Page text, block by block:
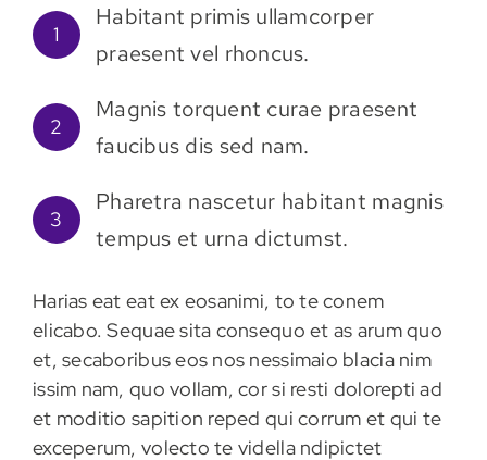
1
Habitant primis ullamcorper
praesent vel rhoncus.
2
Magnis torquent curae praesent
faucibus dis sed nam.
3
Pharetra nascetur habitant magnis
tempus et urna dictumst.
Harias eat eat ex eosanimi, to te conem
elicabo. Sequae sita consequo et as arum quo
et, secaboribus eos nos nessimaio blacia nim
issim nam, quo vollam, cor si resti dolorepti ad
et moditio sapition reped qui corrum et qui te
exceperum, volecto te vidella ndipictet